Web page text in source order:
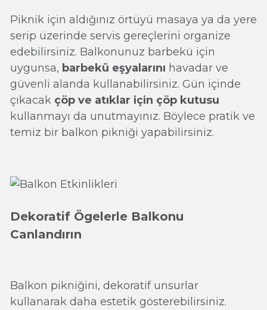
Piknik için aldığınız örtüyü masaya ya da yere
serip üzerinde servis gereçlerini organize
edebilirsiniz. Balkonunuz barbekü için
uygunsa, barbekü eşyalarını havadar ve
güvenli alanda kullanabilirsiniz. Gün içinde
çıkacak çöp ve atıklar için çöp kutusu
kullanmayı da unutmayınız. Böylece pratik ve
temiz bir balkon pikniği yapabilirsiniz.
Dekoratif Ögelerle Balkonu
Canlandırın
Balkon pikniğini, dekoratif unsurlar
kullanarak daha estetik gösterebilirsiniz.